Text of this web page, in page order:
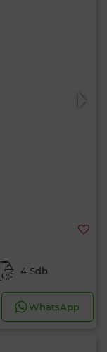
4 Sdb.
WhatsApp